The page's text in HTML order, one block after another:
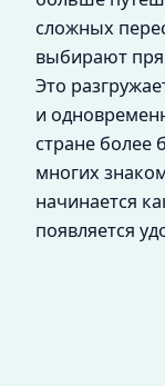
сложных
выбирают
Это
и
стране более
многих
начинается
появляется